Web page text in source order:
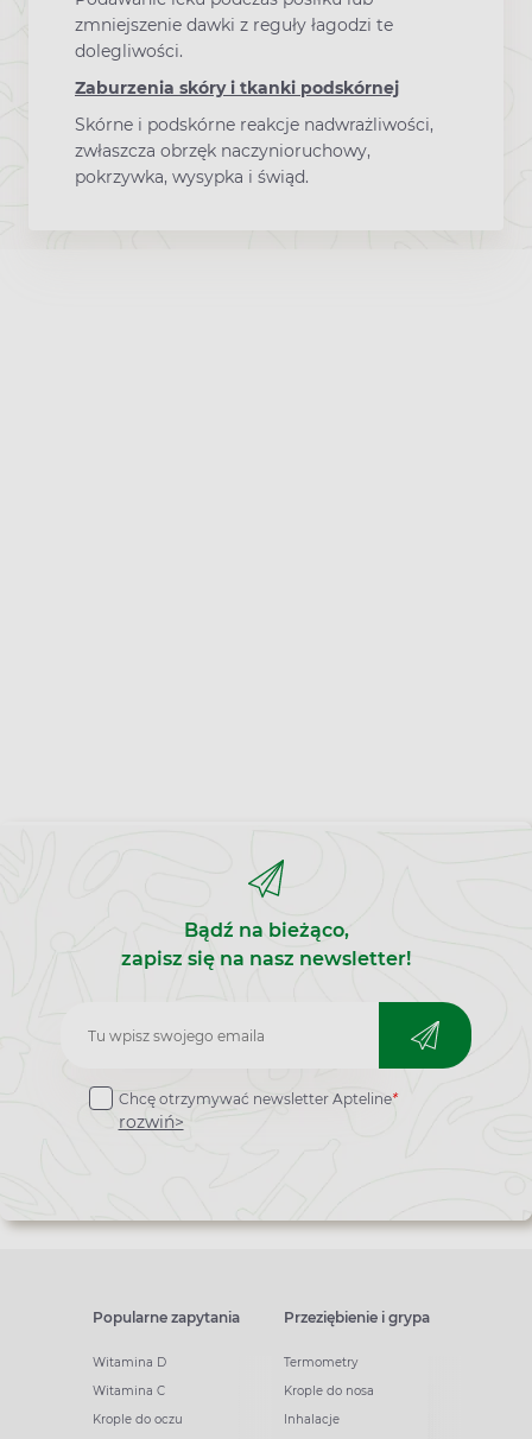
zmniejszenie dawki z reguły łagodzi te
dolegliwości.
Zaburzenia skóry i tkanki podskórnej
Skórne i podskórne reakcje nadwrażliwości,
zwłaszcza obrzęk naczynioruchowy,
pokrzywka, wysypka i świąd.
Bądź na bieżąco,
zapisz się na nasz newsletter!
Zapisz
do
newslettera
Chcę otrzymywać newsletter Apteline*
rozwiń>
Popularne zapytania
Witamina D
Witamina C
Krople do oczu
Przeziębienie i grypa
Termometry
Krople do nosa
Inhalacje